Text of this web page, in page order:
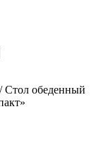
/ Стол обеденный